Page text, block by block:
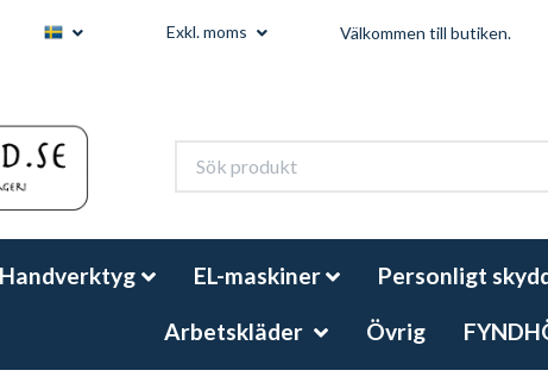
Exkl. moms Välkommen till butiken.
Handverktyg EL-maskiner Personligt
Arbetskläder Övrig